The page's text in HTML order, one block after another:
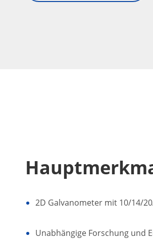
2D Galvanometer mit 10/14/
Unabhängige Forschung und